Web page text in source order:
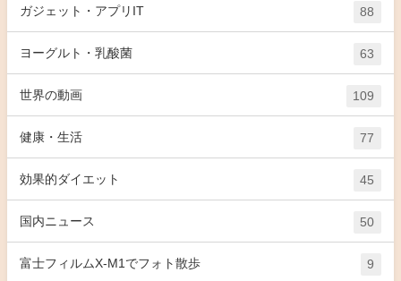
ガジェット・アプリIT 88
ヨーグルト・乳酸菌 63
世界の動画 109
健康・生活 77
効果的ダイエット 45
国内ニュース 50
富士フィルムX-M1でフォト散歩 9